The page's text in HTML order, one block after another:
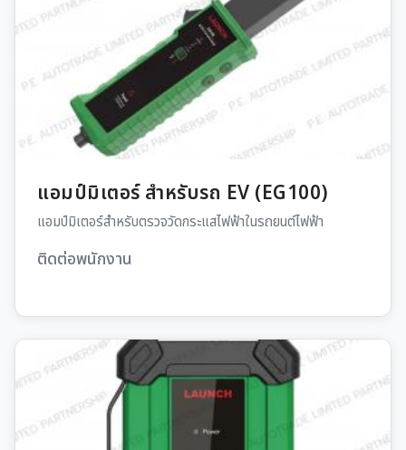
แอมป์มิเตอร์ สำหรับรถ EV (EG100)
แอมป์มิเตอร์สำหรับตรวจวัดกระแสไฟฟ้าในรถยนต์ไฟฟ้า
ติดต่อพนักงาน